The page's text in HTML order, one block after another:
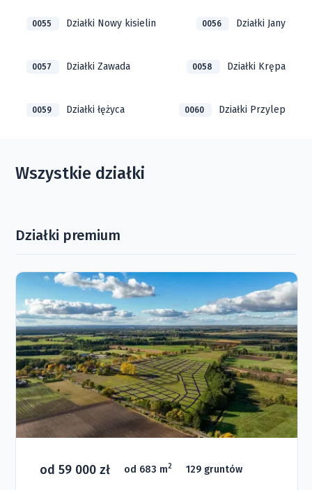
0055 Działki Nowy kisielin 0056 Działki Jany
0057 Działki Zawada 0058 Działki Krępa
0059 Działki łężyca 0060 Działki Przylep
Wszystkie działki
Działki premium
od 59 000 zł od 683 m2 129 gruntów